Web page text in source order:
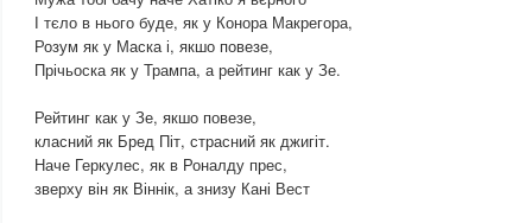
І тєло в нього буде, як у Конора Макрегора,
Розум як у Маска і, якшо повезе,
Прічьоска як у Трампа, а рейтинг как у Зе.
Рейтинг как у Зе, якшо повезе,
класний як Бред Піт, страсний як джигіт.
Наче Геркулес, як в Роналду прес,
зверху він як Віннік, а знизу Кані Вест